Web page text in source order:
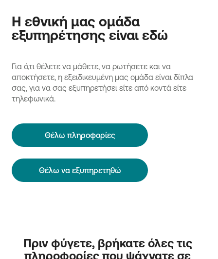
Η εθνική μας ομάδα
εξυπηρέτησης είναι εδώ
Για ό,τι θέλετε να μάθετε, να ρωτήσετε και να
αποκτήσετε, η εξειδικευμένη μας ομάδα είναι δίπλα
σας, για να σας εξυπηρετήσει είτε από κοντά είτε
τηλεφωνικά.
Θέλω πληροφορίες
Θέλω να εξυπηρετηθώ
Πριν φύγετε, βρήκατε όλες τις
πληροφορίες που ψάχνατε σε